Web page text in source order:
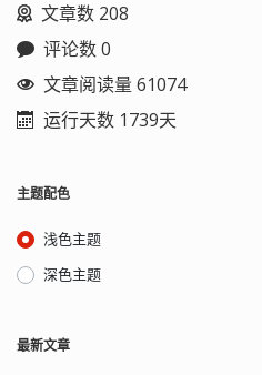
件运算符 表达式1? 表达式2: 表达式3 右
到左 三目运算符 14 =赋值运算符 变量=
表达式 右到左 /=除后赋值 变量/=表达式
*=乘后赋值 变量*=表达式 %=取模后赋
值 变量%=表达式 +=加后赋值 变量+=表
达式 -=减后赋值 变量-=表达式 <<=左移
表达式 ^=按位异或后赋值 变量^=表达式
|=按位或后赋值 变量|=表达式 15 , 逗号
运算符 表达式,表达式,… 左到右 在表达
式中，优先级较高的先于优先级较低的
进行运算。而在一个运算量两侧的运算
符优先级相同时，则按运算符的结合性
（自左至右）和右结合性（自右至
uint16_t crc; }; sizeof(struct
route_entry) == 24 sizeof(struct
route_table) == 56...
文章数 208
评论数 0
文章阅读量 61074
运行天数 1739天
主题配色
浅色主题
深色主题
最新文章